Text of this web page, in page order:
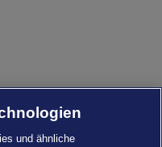
und ähnliche